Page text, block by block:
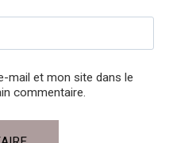
mail et mon site dans le
commentaire.